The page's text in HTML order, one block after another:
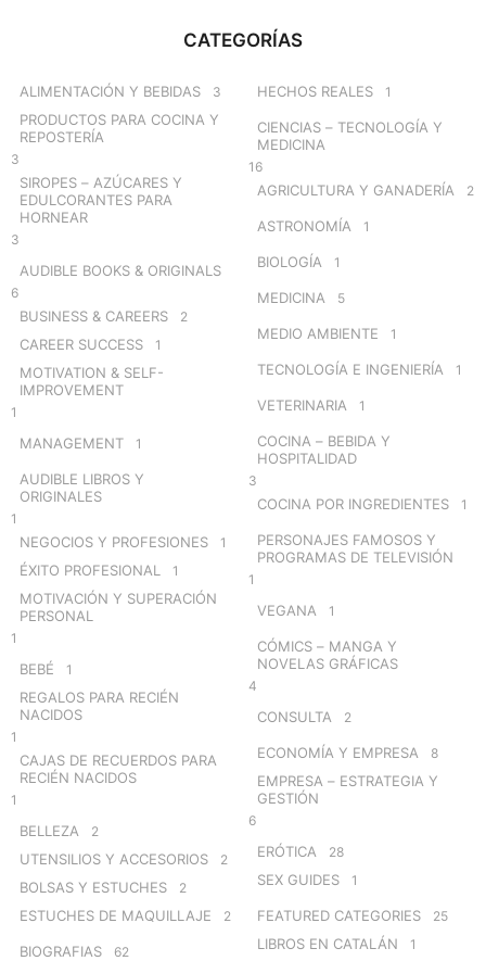
CATEGORÍAS
ALIMENTACIÓN Y BEBIDAS 3
PRODUCTOS PARA COCINA Y
REPOSTERÍA
3
SIROPES – AZÚCARES Y
EDULCORANTES PARA
HORNEAR
3
AUDIBLE BOOKS & ORIGINALS
6
BUSINESS & CAREERS 2
CAREER SUCCESS 1
MOTIVATION & SELF-
IMPROVEMENT
1
MANAGEMENT 1
AUDIBLE LIBROS Y
ORIGINALES
1
NEGOCIOS Y PROFESIONES 1
ÉXITO PROFESIONAL 1
MOTIVACIÓN Y SUPERACIÓN
PERSONAL
1
BEBÉ 1
REGALOS PARA RECIÉN
NACIDOS
1
CAJAS DE RECUERDOS PARA
RECIÉN NACIDOS
1
BELLEZA 2
UTENSILIOS Y ACCESORIOS 2
BOLSAS Y ESTUCHES 2
ESTUCHES DE MAQUILLAJE 2
BIOGRAFIAS 62
HECHOS REALES 1
CIENCIAS – TECNOLOGÍA Y
MEDICINA
16
AGRICULTURA Y GANADERÍA 2
ASTRONOMÍA 1
BIOLOGÍA 1
MEDICINA 5
MEDIO AMBIENTE 1
TECNOLOGÍA E INGENIERÍA 1
VETERINARIA 1
COCINA – BEBIDA Y
HOSPITALIDAD
3
COCINA POR INGREDIENTES 1
PERSONAJES FAMOSOS Y
PROGRAMAS DE TELEVISIÓN
1
VEGANA 1
CÓMICS – MANGA Y
NOVELAS GRÁFICAS
4
CONSULTA 2
ECONOMÍA Y EMPRESA 8
EMPRESA – ESTRATEGIA Y
GESTIÓN
6
ERÓTICA 28
SEX GUIDES 1
FEATURED CATEGORIES 25
LIBROS EN CATALÁN 1